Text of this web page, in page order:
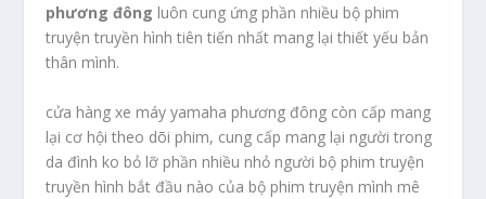
phương đông luôn cung ứng phần nhiều bộ phim
truyện truyền hình tiên tiến nhất mang lại thiết yếu bản
thân mình.
cửa hàng xe máy yamaha phương đông còn cấp mang
lại cơ hội theo dõi phim, cung cấp mang lại người trong
da đình ko bỏ lỡ phần nhiều nhỏ người bộ phim truyện
truyền hình bắt đầu nào của bộ phim truyện mình mê